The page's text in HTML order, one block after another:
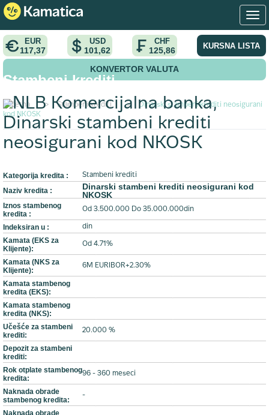
EUR
117,37
USD
101,62
CHF
125,86 KURSNA LISTA
KONVERTOR VALUTA
Početna > Stambeni krediti >
Dinarski stambeni krediti neosigurani
kod NKOSK
Stambeni krediti
NLB Komercijalna banka,
Dinarski stambeni krediti
neosigurani kod NKOSK
Kategorija kredita : Stambeni krediti
Naziv kredita :
Dinarski stambeni krediti neosigurani kod
NKOSK
Iznos stambenog
kredita :
Od 3.500.000 Do 35.000.000din
Indeksiran u : din
Kamata (EKS za
Klijente):
Od 4.71%
Kamata (NKS za
Klijente):
6M EURIBOR+2.30%
Kamata stambenog
kredita (EKS):
Kamata stambenog
kredita (NKS):
Učešće za stambeni
krediti:
20.000 %
Depozit za stambeni
krediti:
Rok otplate stambenog
kredita:
96 - 360 meseci
Naknada obrade
stambenog kredita:
-
Naknada obrade